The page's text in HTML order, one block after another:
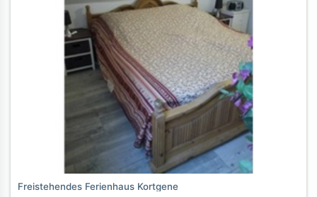
Freistehendes Ferienhaus Kortgene